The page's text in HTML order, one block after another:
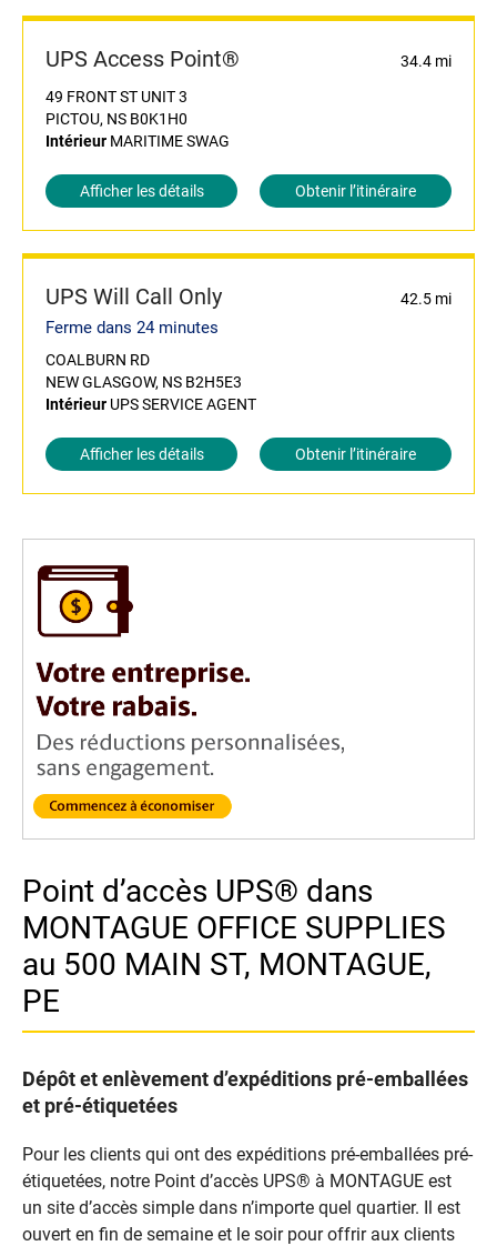
UPS Access Point®
34.4 mi
49 FRONT ST UNIT 3
PICTOU, NS B0K1H0
Intérieur MARITIME SWAG
Afficher les détails Obtenir l’itinéraire
UPS Will Call Only 42.5 mi
Ferme dans 24 minutes
COALBURN RD
NEW GLASGOW, NS B2H5E3
Intérieur UPS SERVICE AGENT
Afficher les détails Obtenir l’itinéraire
Point d’accès UPS® dans
MONTAGUE OFFICE SUPPLIES
au 500 MAIN ST, MONTAGUE,
PE
Dépôt et enlèvement d’expéditions pré-emballées
et pré-étiquetées
Pour les clients qui ont des expéditions pré-emballées pré-
étiquetées, notre Point d’accès UPS® à MONTAGUE est
un site d’accès simple dans n’importe quel quartier. Il est
ouvert en fin de semaine et le soir pour offrir aux clients